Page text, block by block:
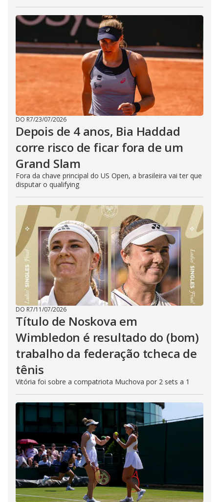
DO R7/23/07/2026
Depois de 4 anos, Bia Haddad
corre risco de ficar fora de um
Grand Slam
Fora da chave principal do US Open, a brasileira vai ter que
disputar o qualifying
DO R7/11/07/2026
Título de Noskova em
Wimbledon é resultado do (bom)
trabalho da federação tcheca de
tênis
Vitória foi sobre a compatriota Muchova por 2 sets a 1